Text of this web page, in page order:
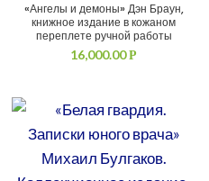
«Ангелы и демоны» Дэн Браун,
книжное издание в кожаном
переплете ручной работы
16,000.00Р